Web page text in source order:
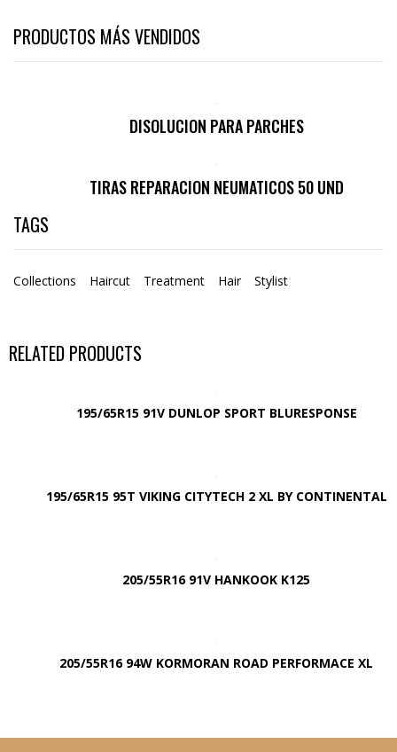
PRODUCTOS MÁS VENDIDOS
DISOLUCION PARA PARCHES
TIRAS REPARACION NEUMATICOS 50 UND
TAGS
Collections Haircut Treatment Hair Stylist
RELATED PRODUCTS
195/65R15 91V DUNLOP SPORT BLURESPONSE
195/65R15 95T VIKING CITYTECH 2 XL BY CONTINENTAL
205/55R16 91V HANKOOK K125
205/55R16 94W KORMORAN ROAD PERFORMACE XL